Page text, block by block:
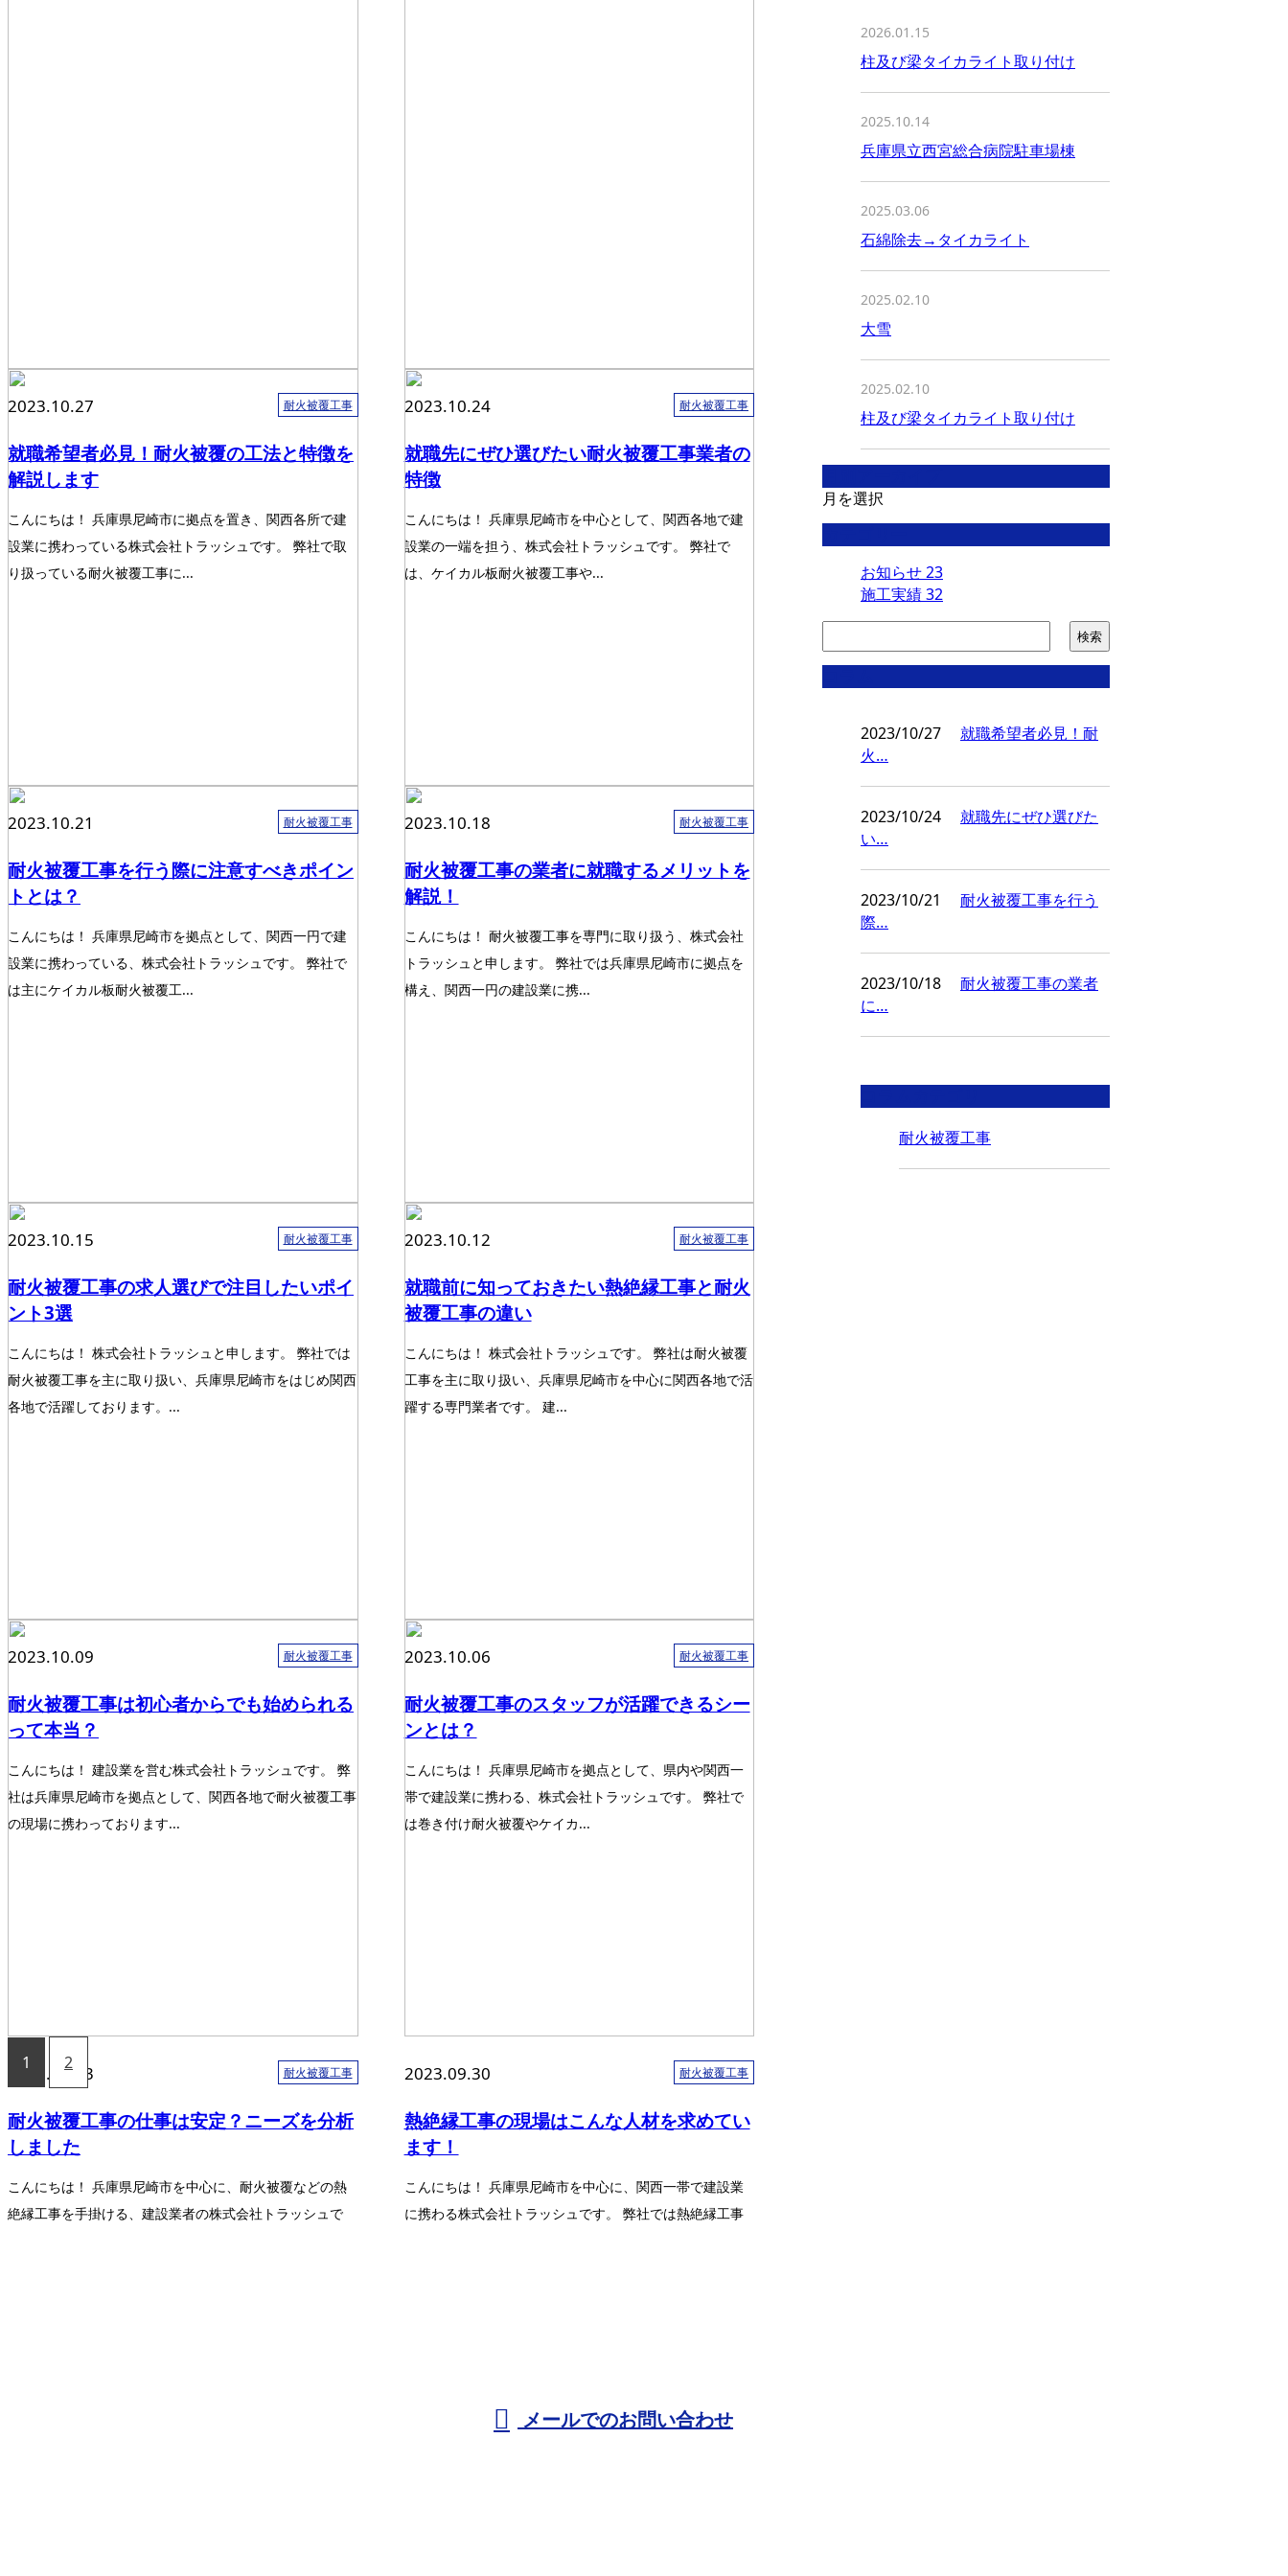
2023.10.27 耐火被覆工事
就職希望者必見！耐火被覆の工法と特徴を
解説します
こんにちは！ 兵庫県尼崎市に拠点を置き、関西各所で建
設業に携わっている株式会社トラッシュです。 弊社で取
り扱っている耐火被覆工事に...
2023.10.24 耐火被覆工事
就職先にぜひ選びたい耐火被覆工事業者の
特徴
こんにちは！ 兵庫県尼崎市を中心として、関西各地で建
設業の一端を担う、株式会社トラッシュです。 弊社で
は、ケイカル板耐火被覆工事や...
2023.10.21 耐火被覆工事
耐火被覆工事を行う際に注意すべきポイン
トとは？
こんにちは！ 兵庫県尼崎市を拠点として、関西一円で建
設業に携わっている、株式会社トラッシュです。 弊社で
は主にケイカル板耐火被覆工...
2023.10.18 耐火被覆工事
耐火被覆工事の業者に就職するメリットを
解説！
こんにちは！ 耐火被覆工事を専門に取り扱う、株式会社
トラッシュと申します。 弊社では兵庫県尼崎市に拠点を
構え、関西一円の建設業に携...
2023.10.15 耐火被覆工事
耐火被覆工事の求人選びで注目したいポイ
ント3選
こんにちは！ 株式会社トラッシュと申します。 弊社では
耐火被覆工事を主に取り扱い、兵庫県尼崎市をはじめ関西
各地で活躍しております。...
2023.10.12 耐火被覆工事
就職前に知っておきたい熱絶縁工事と耐火
被覆工事の違い
こんにちは！ 株式会社トラッシュです。 弊社は耐火被覆
工事を主に取り扱い、兵庫県尼崎市を中心に関西各地で活
躍する専門業者です。 建...
2023.10.09 耐火被覆工事
耐火被覆工事は初心者からでも始められる
って本当？
こんにちは！ 建設業を営む株式会社トラッシュです。 弊
社は兵庫県尼崎市を拠点として、関西各地で耐火被覆工事
の現場に携わっております...
2023.10.06 耐火被覆工事
耐火被覆工事のスタッフが活躍できるシー
ンとは？
こんにちは！ 兵庫県尼崎市を拠点として、県内や関西一
帯で建設業に携わる、株式会社トラッシュです。 弊社で
は巻き付け耐火被覆やケイカ...
2023.10.03 耐火被覆工事
耐火被覆工事の仕事は安定？ニーズを分析
しました
こんにちは！ 兵庫県尼崎市を中心に、耐火被覆などの熱
絶縁工事を手掛ける、建設業者の株式会社トラッシュで
2023.09.30 耐火被覆工事
熱絶縁工事の現場はこんな人材を求めてい
ます！
こんにちは！ 兵庫県尼崎市を中心に、関西一帯で建設業
に携わる株式会社トラッシュです。 弊社では熱絶縁工事
1 2
2026.01.15
柱及び梁タイカライト取り付け
2025.10.14
兵庫県立西宮総合病院駐車場棟
2025.03.06
石綿除去→タイカライト
2025.02.10
大雪
2025.02.10
柱及び梁タイカライト取り付け
月を選択
お知らせ23
施工実績32
2023/10/27
就職希望者必見！耐
火…
2023/10/24
就職先にぜひ選びた
い…
2023/10/21
耐火被覆工事を行う
際…
2023/10/18
耐火被覆工事の業者
に…
耐火被覆工事
メールでのお問い合わせ